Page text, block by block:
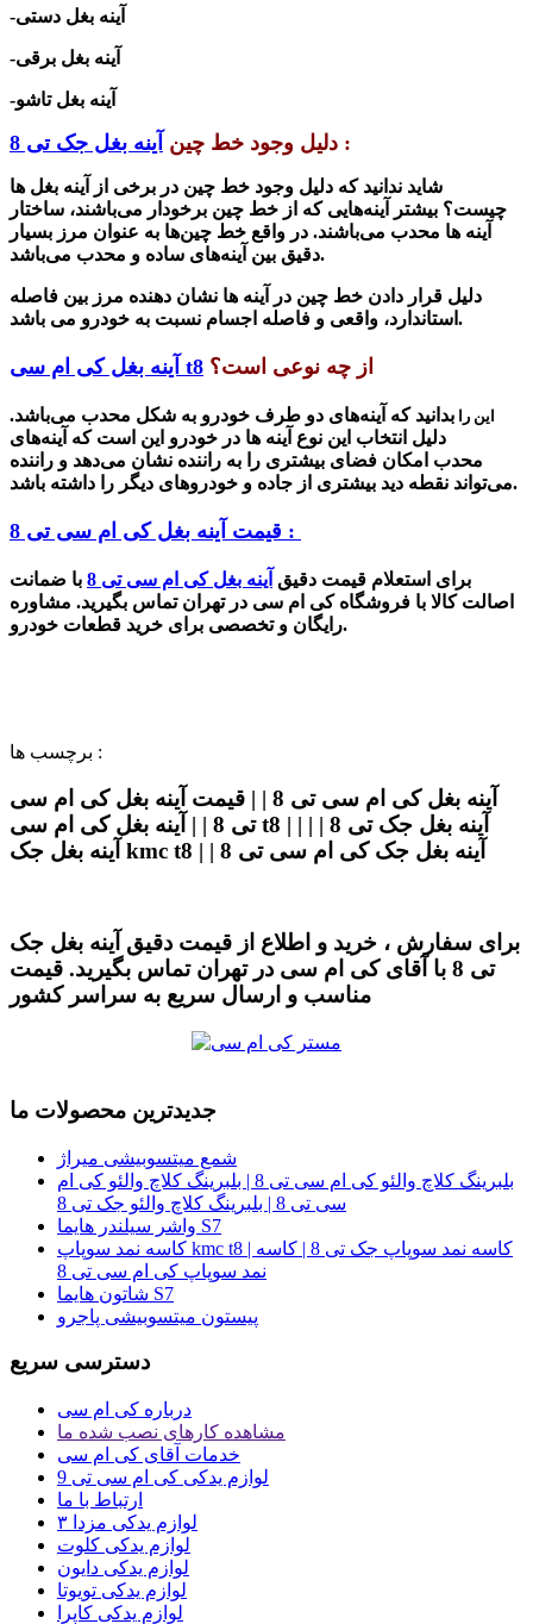
-آینه بغل تاشو
دلیل وجود خط چین آینه بغل جک تی 8 :
شاید ندانید که دلیل وجود خط چین در برخی از آینه بغل ها
چیست؟ بیشتر آینه‌هایی که از خط چین برخودار می‌باشند، ساختار
آینه ها محدب می‌باشند. در واقع خط چین‌ها به عنوان مرز بسیار
دقیق بین آینه‌های ساده و محدب می‌باشد.
دلیل قرار دادن خط چین در آینه ها نشان دهنده مرز بین فاصله
استاندارد، واقعی و فاصله اجسام نسبت به خودرو می باشد.
آینه بغل کی ام سی t8 از چه نوعی است؟
این را بدانید که آینه‌های دو طرف خودرو به شکل محدب می‌باشد.
دلیل انتخاب این نوع آینه ها در خودرو این است که آینه‌های
محدب امکان فضای بیشتری را به راننده نشان می‌دهد و راننده
می‌تواند نقطه دید بیشتری از جاده و خودروهای دیگر را داشته باشد.
قیمت آینه بغل کی ام سی تی 8 :
برای استعلام قیمت دقیق آینه بغل کی ام سی تی 8
با ضمانت
اصالت کالا با فروشگاه کی ام سی در تهران تماس بگیرید. مشاوره
رایگان و تخصصی برای خرید قطعات خودرو.
برچسب ها :
آینه بغل کی ام سی تی 8 | | قیمت آینه بغل کی ام سی
تی 8 | | آینه بغل کی ام سی t8 | | آینه بغل جک تی 8 | |
آینه بغل جک kmc t8 | | آینه بغل جک کی ام سی تی 8
برای سفارش ، خرید و اطلاع از قیمت دقیق آینه بغل جک
تی 8 با آقای کی ام سی در تهران تماس بگیرید. قیمت
مناسب و ارسال سریع به سراسر کشور
جدیدترین محصولات ما
شمع میتسوبیشی میراژ
بلبرینگ کلاچ والئو کی ام سی تی 8 | بلبرینگ کلاچ والئو کی ام
سی تی 8 | بلبرینگ کلاچ والئو جک تی 8
واشر سیلندر هایما S7
کاسه نمد سوپاپ kmc t8 | کاسه نمد سوپاپ جک تی 8 | کاسه
نمد سوپاپ کی ام سی تی 8
شاتون هایما S7
پیستون میتسوبیشی پاجرو
دسترسی سریع
درباره کی ام سی
مشاهده کارهای نصب شده ما
خدمات آقای کی ام سی
لوازم یدکی کی ام سی تی 9
ارتباط با ما
لوازم یدکی مزدا ۳
لوازم یدکی کلوت
لوازم یدکی دایون
لوازم یدکی تویوتا
لوازم یدکی کاپرا